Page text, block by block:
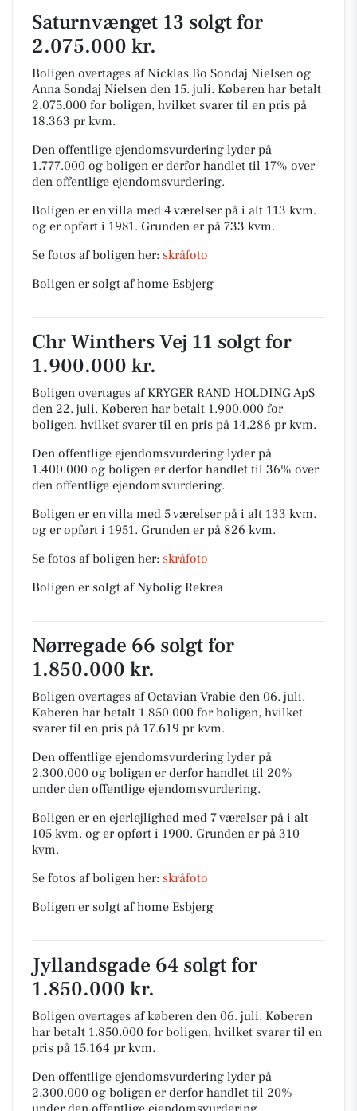
Saturnvænget 13 solgt for
2.075.000 kr.
Boligen overtages af Nicklas Bo Sondaj Nielsen og
Anna Sondaj Nielsen den 15. juli. Køberen har betalt
2.075.000 for boligen, hvilket svarer til en pris på
18.363 pr kvm.
Den offentlige ejendomsvurdering lyder på
1.777.000 og boligen er derfor handlet til 17% over
den offentlige ejendomsvurdering.
Boligen er en villa med 4 værelser på i alt 113 kvm.
og er opført i 1981. Grunden er på 733 kvm.
Se fotos af boligen her: skråfoto
Boligen er solgt af home Esbjerg
Chr Winthers Vej 11 solgt for
1.900.000 kr.
Boligen overtages af KRYGER RAND HOLDING ApS
den 22. juli. Køberen har betalt 1.900.000 for
boligen, hvilket svarer til en pris på 14.286 pr kvm.
Den offentlige ejendomsvurdering lyder på
1.400.000 og boligen er derfor handlet til 36% over
den offentlige ejendomsvurdering.
Boligen er en villa med 5 værelser på i alt 133 kvm.
og er opført i 1951. Grunden er på 826 kvm.
Se fotos af boligen her: skråfoto
Boligen er solgt af Nybolig Rekrea
Nørregade 66 solgt for
1.850.000 kr.
Boligen overtages af Octavian Vrabie den 06. juli.
Køberen har betalt 1.850.000 for boligen, hvilket
svarer til en pris på 17.619 pr kvm.
Den offentlige ejendomsvurdering lyder på
2.300.000 og boligen er derfor handlet til 20%
under den offentlige ejendomsvurdering.
Boligen er en ejerlejlighed med 7 værelser på i alt
105 kvm. og er opført i 1900. Grunden er på 310
kvm.
Se fotos af boligen her: skråfoto
Boligen er solgt af home Esbjerg
Jyllandsgade 64 solgt for
1.850.000 kr.
Boligen overtages af køberen den 06. juli. Køberen
har betalt 1.850.000 for boligen, hvilket svarer til en
pris på 15.164 pr kvm.
Den offentlige ejendomsvurdering lyder på
2.300.000 og boligen er derfor handlet til 20%